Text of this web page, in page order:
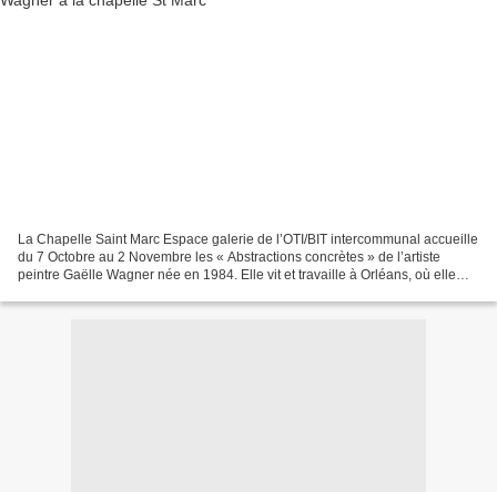
La Chapelle Saint Marc Espace galerie de l’OTI/BIT intercommunal accueille
du 7 Octobre au 2 Novembre les « Abstractions concrètes » de l’artiste
peintre Gaëlle Wagner née en 1984. Elle vit et travaille à Orléans, où elle